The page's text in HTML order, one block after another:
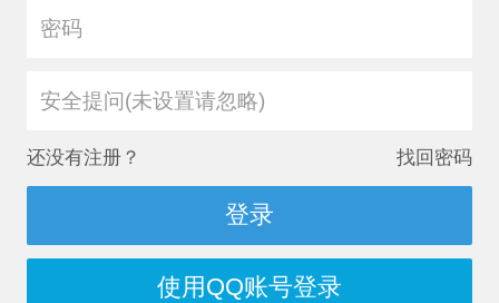
安全提问(未设置请忽略)
还没有注册？ 找回密码
登录
使用QQ账号登录